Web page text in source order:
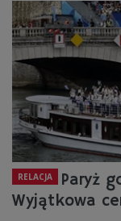
RELACJA
Paryż
Wyjątkowa